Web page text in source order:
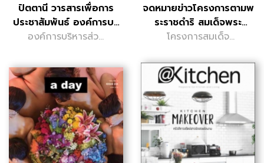
ปัตตานี วารสารเพื่อการ
ประชาสัมพันธ์ องค์การบริ
หารส..
องค์การบริหารส่วน
จดหมายข่าวโครงการตามพ
ระราชดำริ สมเด็จพระ
กนิษฐาธิรา..
โครงการสมเด็จ
เจ้า กรมสมเด็จพระ
เทพรัตนราชสุดาฯ
สยามบรมราชกุมารี
สำนักพระราชวัง